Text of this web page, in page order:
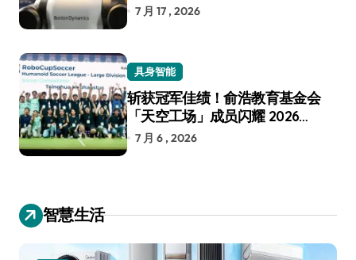
7 月 17 , 2026
具身智能
斩获冠军佳绩！俞浩教育基金会
「天空工场」成员闪耀 2026
RoboCup 机器人世界杯
7 月 6 , 2026
智慧生活